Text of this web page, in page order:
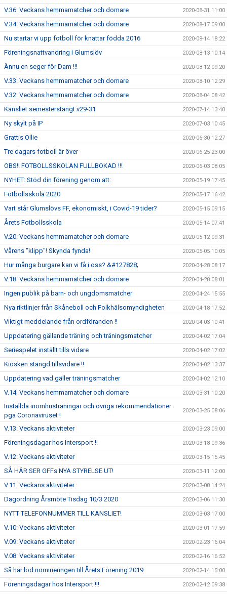
V.36: Veckans hemmamatcher och domare 2020-08-31 11:00
V.34: Veckans hemmamatcher och domare 2020-08-17 09:00
Nu startar vi upp fotboll för knattar födda 2016 2020-08-14 18:22
Föreningsnattvandring i Glumslöv 2020-08-13 10:14
Ännu en seger för Dam !!! 2020-08-12 09:20
V.33: Veckans hemmamatcher och domare 2020-08-10 12:29
V.32: Veckans hemmamatcher och domare 2020-08-04 08:42
Kansliet semesterstängt v29-31 2020-07-14 13:40
Ny skylt på IP 2020-07-03 10:45
Grattis Ollie 2020-06-30 12:27
Tre dagars fotboll är över 2020-06-25 23:00
OBS!! FOTBOLLSSKOLAN FULLBOKAD !!! 2020-06-03 08:05
NYHET: Stöd din förening genom att: 2020-05-19 17:45
Fotbollsskola 2020 2020-05-17 16:42
Vart står Glumslövs FF, ekonomiskt, i Covid-19 tider? 2020-05-15 09:15
Årets Fotbollsskola 2020-05-14 07:41
V.20: Veckans hemmamatcher och domare 2020-05-12 09:31
Vårens "klipp"! Skynda fynda! 2020-05-05 10:05
Hur många burgare kan vi få i oss? &#127828; 2020-04-28 08:17
V.18: Veckans hemmamatcher och domare 2020-04-28 08:01
Ingen publik på barn- och ungdomsmatcher 2020-04-24 15:55
Nya riktlinjer från Skåneboll och Folkhälsomyndigheten 2020-04-18 17:52
Viktigt meddelande från ordföranden !! 2020-04-03 10:41
Uppdatering gällande träning och träningsmatcher 2020-04-02 17:04
Seriespelet inställt tills vidare 2020-04-02 17:02
Kiosken stängd tillsvidare !! 2020-04-02 13:37
Uppdatering vad gäller träningsmatcher 2020-04-02 12:10
V.14: Veckans hemmamatcher och domare 2020-03-31 10:20
Inställda inomhusträningar och övriga rekommendationer
pga Coronaviruset !
2020-03-25 08:06
V.13: Veckans aktiviteter 2020-03-23 09:00
Föreningsdagar hos Intersport !! 2020-03-18 09:36
V.12: Veckans aktiviteter 2020-03-15 15:45
SÅ HÄR SER GFFs NYA STYRELSE UT! 2020-03-11 12:00
V.11: Veckans aktiviteter 2020-03-08 14:24
Dagordning Årsmöte Tisdag 10/3 2020 2020-03-06 11:30
NYTT TELEFONNUMMER TILL KANSLIET! 2020-03-03 17:00
V.10: Veckans aktiviteter 2020-03-01 17:59
V.09: Veckans aktiviteter 2020-02-23 16:04
V.08: Veckans aktiviteter 2020-02-16 16:52
Så här löd nomineringen till Årets Förening 2019 2020-02-14 15:00
Föreningsdagar hos Intersport !!! 2020-02-12 09:38